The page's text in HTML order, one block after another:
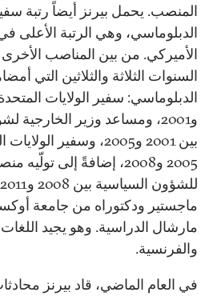
المنصب. يحمل بيرنز أيضاً رتبة
الدبلوماسي، وهي الرتبة الأعلى
الأميركي. من بين المناصب
السنوات الثلاثة والثلاثين التي
و2001، ومساعد وزير
بين 2001 و2005، وسفير
2005 و2008، إضافةً إلى
ماجستير ودكتوراه من جامعة
مارشال الدراسية. وهو يجيد
والفرنسية.
في العام الماضي، قاد بيرنز